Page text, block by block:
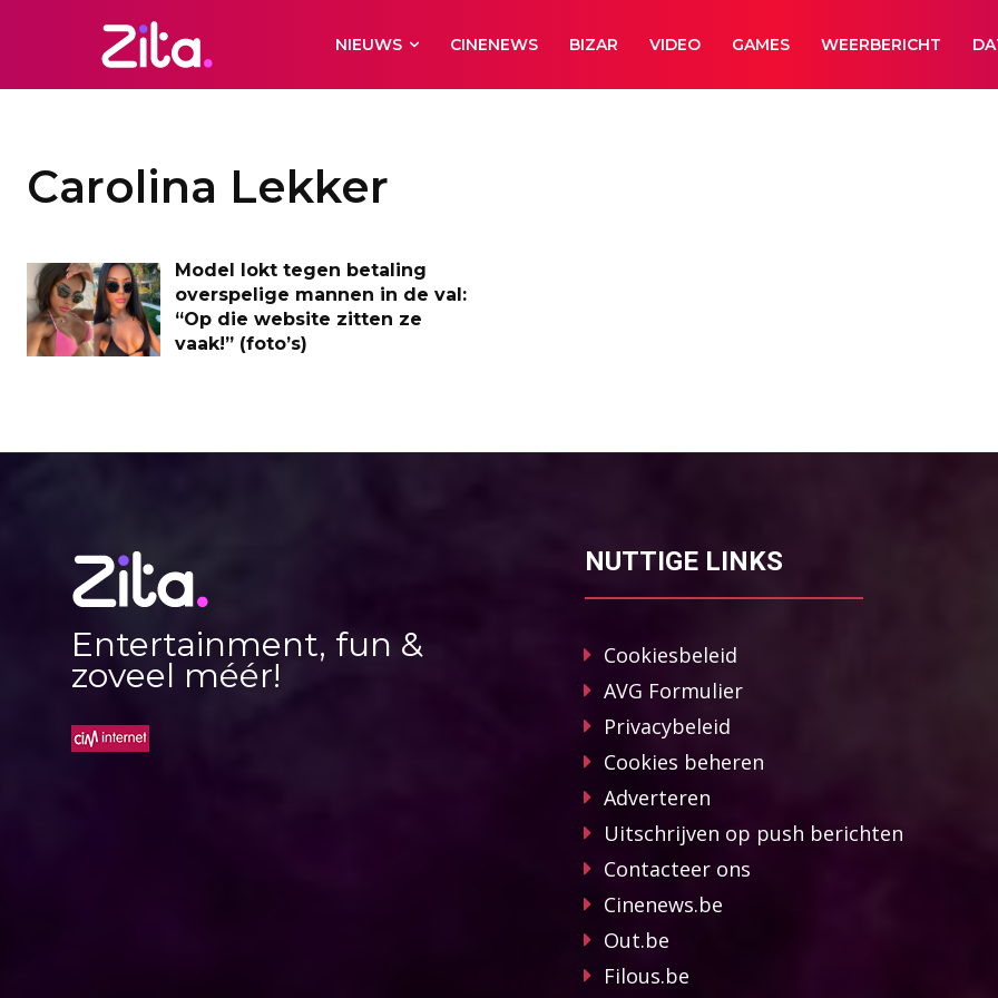
NIEUWS CINENEWS BIZAR VIDEO GAMES WEERBERICHT
Carolina Lekker
Model lokt tegen betaling
overspelige mannen in de val:
“Op die website zitten ze
vaak!” (foto’s)
Entertainment, fun &
zoveel méér!
NUTTIGE LINKS
Cookiesbeleid
AVG Formulier
Privacybeleid
Cookies beheren
Adverteren
Uitschrijven op push berichten
Contacteer ons
Cinenews.be
Out.be
Filous.be